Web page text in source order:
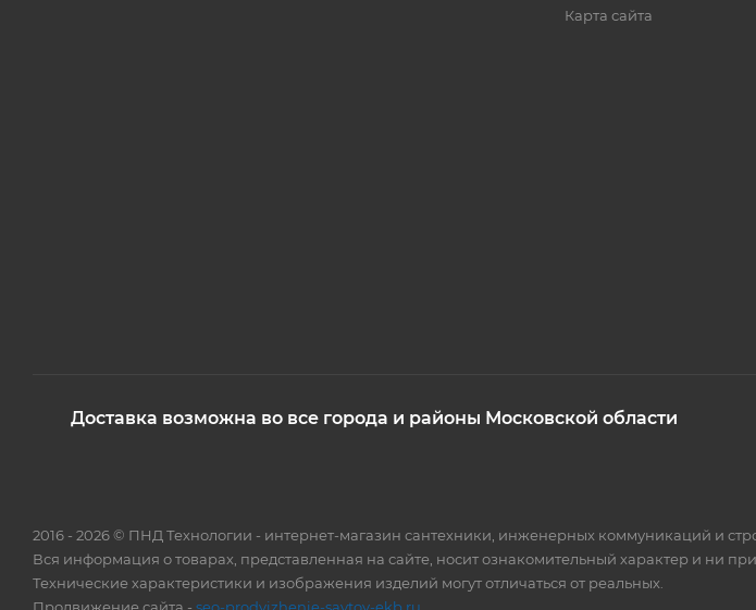
Карта сайта
Доставка возможна во все города и районы Московской области
2016 - 2026 © ПНД Технологии - интернет-магазин сантехники, инженерных коммуникаций и
Вся информация о товарах, представленная на сайте, носит ознакомительный характер и ни
Технические характеристики и изображения изделий могут отличаться от реальных.